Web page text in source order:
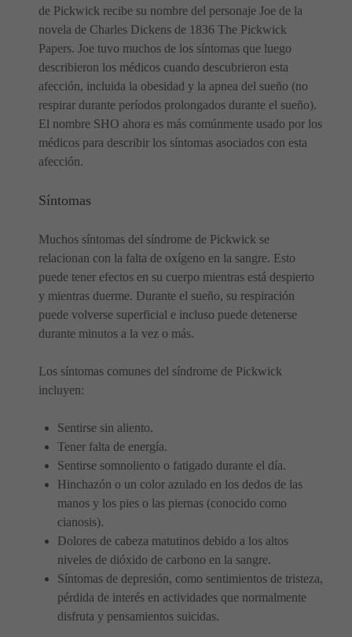
de Pickwick recibe su nombre del personaje Joe de la
novela de Charles Dickens de 1836 The Pickwick
Papers. Joe tuvo muchos de los síntomas que luego
describieron los médicos cuando descubrieron esta
afección, incluida la obesidad y la apnea del sueño (no
respirar durante períodos prolongados durante el sueño).
El nombre SHO ahora es más comúnmente usado por los
médicos para describir los síntomas asociados con esta
afección.
Síntomas
Muchos síntomas del síndrome de Pickwick se
relacionan con la falta de oxígeno en la sangre. Esto
puede tener efectos en su cuerpo mientras está despierto
y mientras duerme. Durante el sueño, su respiración
puede volverse superficial e incluso puede detenerse
durante minutos a la vez o más.
Los síntomas comunes del síndrome de Pickwick
incluyen:
Sentirse sin aliento.
Tener falta de energía.
Sentirse somnoliento o fatigado durante el día.
Hinchazón o un color azulado en los dedos de las
manos y los pies o las piernas (conocido como
cianosis).
Dolores de cabeza matutinos debido a los altos
niveles de dióxido de carbono en la sangre.
Síntomas de depresión, como sentimientos de tristeza,
pérdida de interés en actividades que normalmente
disfruta y pensamientos suicidas.